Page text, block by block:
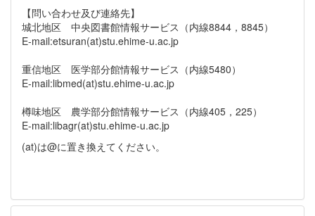
【問い合わせ及び連絡先】
城北地区 中央図書館情報サービス（内線8844，8845）
E-mail:etsuran(at)stu.ehime-u.ac.jp
重信地区 医学部分館情報サービス（内線5480）
E-mail:libmed(at)stu.ehime-u.ac.jp
樽味地区 農学部分館情報サービス（内線405，225）
E-mail:libagr(at)stu.ehime-u.ac.jp
(at)は@に置き換えてください。